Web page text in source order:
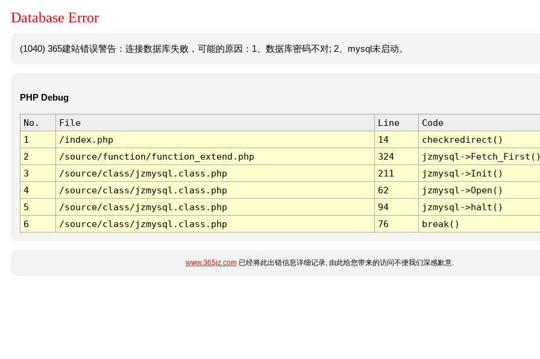
Database Error
(1040) 365建站错误警告：连接数据库失败，可能的原因：1、数据库密码不对; 2、mysql未启动。
PHP Debug
No. File Line
Code
1
/index.php 14
checkredirect()
2
/source/function/function_extend.php 324
jzmysql-
3
/source/class/jzmysql.class.php 211
jzmysql->Init()
4
/source/class/jzmysql.class.php 62
jzmysql->Open()
5
/source/class/jzmysql.class.php 94
jzmysql->halt()
6
/source/class/jzmysql.class.php 76 break()
www.365jz.com已经将此出错信息详细记录, 由此给您带来的访问不便我们深感歉意.